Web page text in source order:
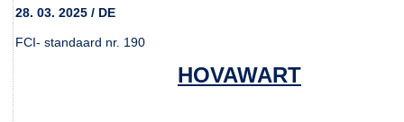
28. 03. 2025 / DE
FCI- standaard nr. 190
HOVAWART